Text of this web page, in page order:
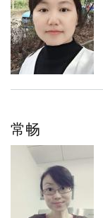
常畅